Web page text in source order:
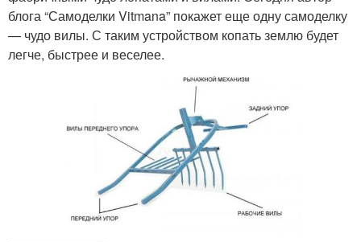
блога “Самоделки Vitmana” покажет еще одну самоделку
— чудо вилы. С таким устройством копать землю будет
легче, быстрее и веселее.